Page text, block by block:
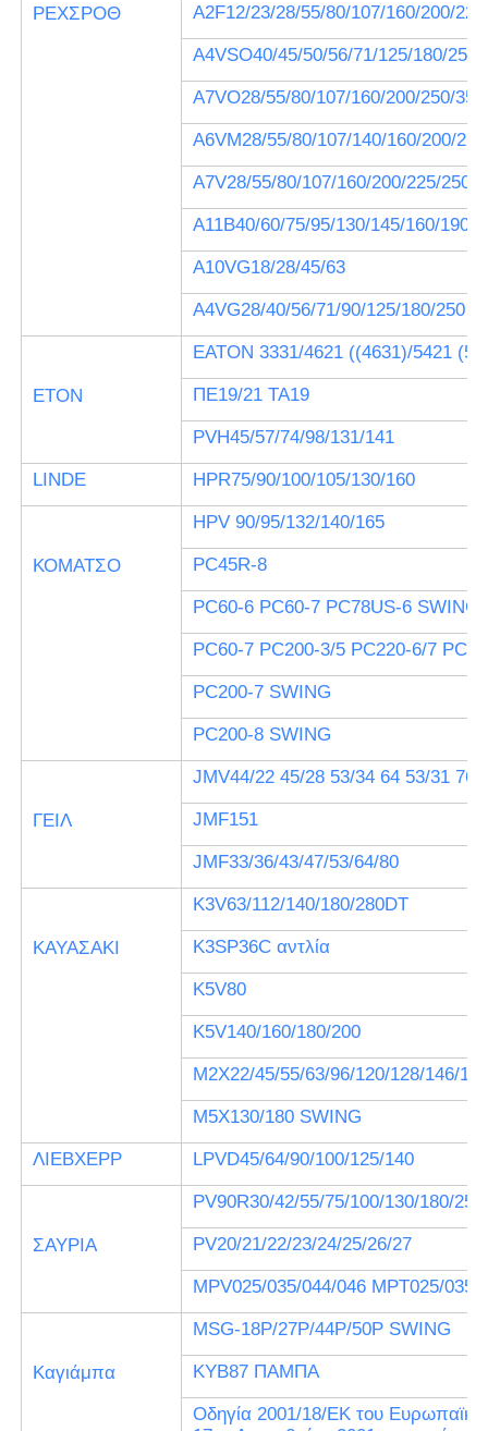
ΡΕΧΣΡΟΘ Α2F12/23/28/55/80/107/160/200/
Α4VSO40/45/50/56/71/125/180/250/
Α7VO28/55/80/107/160/200/250/
Α6VM28/55/80/107/140/160/200/
Α7V28/55/80/107/160/200/225/250/
Α11Β40/60/75/95/130/145/160/190/
Α10VG18/28/45/63
Α4VG28/40/56/71/90/125/180/250
ΕΤΟΝ
EATON 3331/4621 ((4631)/5421
ΠΕ19/21 TA19
PVH45/57/74/98/131/141
LINDE HPR75/90/100/105/130/160
ΚΟΜΑΤΣΟ
HPV 90/95/132/140/165
PC45R-8
PC60-6 PC60-7 PC78US-6 SWING
PC60-7 PC200-3/5 PC220-6/7
PC200-7 SWING
PC200-8 SWING
ΓΕΙΛ
JMV44/22 45/28 53/34 64 53/31 76/
JMF151
JMF33/36/43/47/53/64/80
ΚΑΥΑΣΑΚΙ
K3V63/112/140/180/280DT
Κ3SP36C αντλία
K5V80
K5V140/160/180/200
M2X22/45/55/63/96/120/128/146/
M5X130/180 SWING
ΛΙΕΒΧΕΡΡ LPVD45/64/90/100/125/140
ΣΑΥΡΙΑ
PV90R30/42/55/75/100/130/180/250
PV20/21/22/23/24/25/26/27
MPV025/035/044/046 MPT025/035/
Καγιάμπα
MSG-18P/27P/44P/50P SWING
ΚΥΒ87 ΠΑΜΠΑ
Οδηγία 2001/18/ΕΚ του